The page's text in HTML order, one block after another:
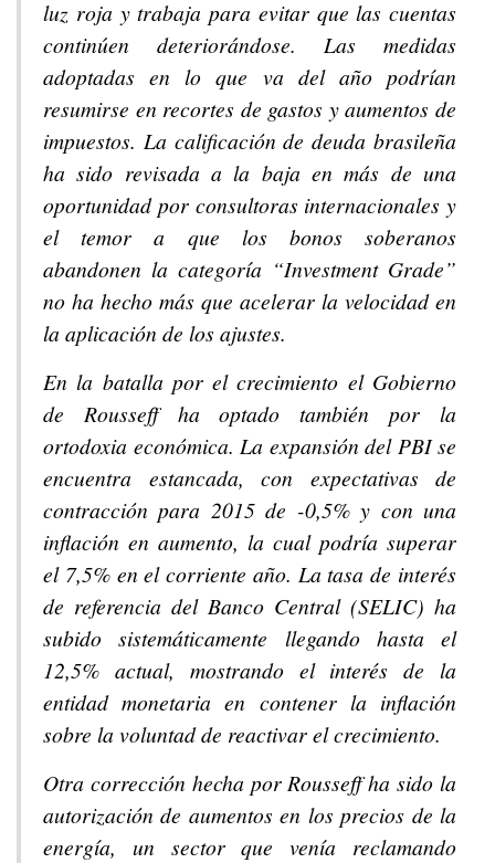
luz roja y trabaja para evitar que las cuentas
continúen deteriorándose. Las medidas
adoptadas en lo que va del año podrían
resumirse en recortes de gastos y aumentos de
impuestos. La calificación de deuda brasileña
ha sido revisada a la baja en más de una
oportunidad por consultoras internacionales y
el temor a que los bonos soberanos
abandonen la categoría “Investment Grade”
no ha hecho más que acelerar la velocidad en
la aplicación de los ajustes.
En la batalla por el crecimiento el Gobierno
de Rousseff ha optado también por la
ortodoxia económica. La expansión del PBI se
encuentra estancada, con expectativas de
contracción para 2015 de -0,5% y con una
inflación en aumento, la cual podría superar
el 7,5% en el corriente año. La tasa de interés
de referencia del Banco Central (SELIC) ha
subido sistemáticamente llegando hasta el
12,5% actual, mostrando el interés de la
entidad monetaria en contener la inflación
sobre la voluntad de reactivar el crecimiento.
Otra corrección hecha por Rousseff ha sido la
autorización de aumentos en los precios de la
energía, un sector que venía reclamando